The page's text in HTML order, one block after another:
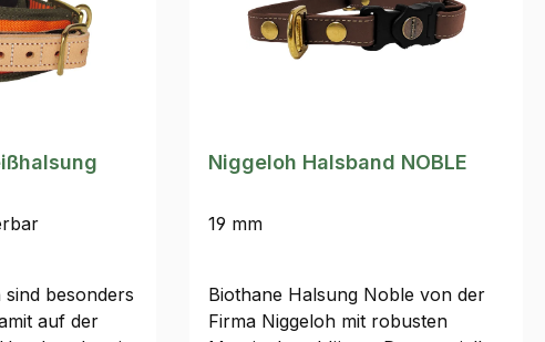
besonders
auf der
Niggeloh Halsband NOBLE
19 mm
Biothane Halsung Noble von der
Firma Niggeloh mit robusten